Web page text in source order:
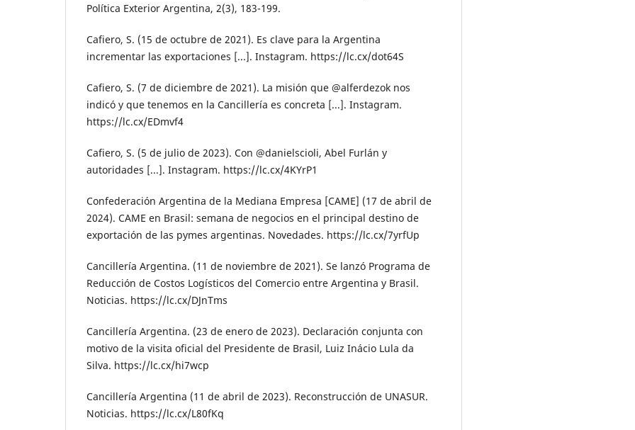
Política Exterior Argentina, 2(3), 183-199.
Cafiero, S. (15 de octubre de 2021). Es clave para la Argentina
incrementar las exportaciones [...]. Instagram. https://lc.cx/dot64S
Cafiero, S. (7 de diciembre de 2021). La misión que @alferdezok nos
indicó y que tenemos en la Cancillería es concreta [...]. Instagram.
https://lc.cx/EDmvf4
Cafiero, S. (5 de julio de 2023). Con @danielscioli, Abel Furlán y
autoridades [...]. Instagram. https://lc.cx/4KYrP1
Confederación Argentina de la Mediana Empresa [CAME] (17 de abril de
2024). CAME en Brasil: semana de negocios en el principal destino de
exportación de las pymes argentinas. Novedades. https://lc.cx/7yrfUp
Cancillería Argentina. (11 de noviembre de 2021). Se lanzó Programa de
Reducción de Costos Logísticos del Comercio entre Argentina y Brasil.
Noticias. https://lc.cx/DJnTms
Cancillería Argentina. (23 de enero de 2023). Declaración conjunta con
motivo de la visita oficial del Presidente de Brasil, Luiz Inácio Lula da
Silva. https://lc.cx/hi7wcp
Cancillería Argentina (11 de abril de 2023). Reconstrucción de UNASUR.
Noticias. https://lc.cx/L80fKq